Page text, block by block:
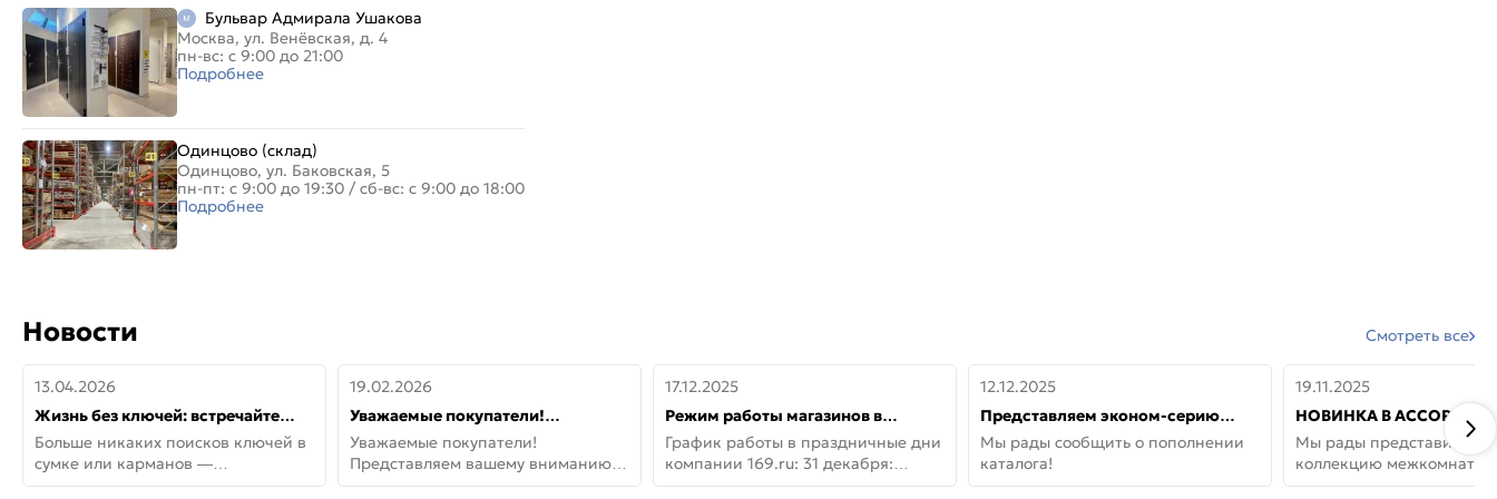
Бульвар Адмирала Ушакова
Москва, ул. Венёвская, д. 4
пн-вс: с 9:00 до 21:00
Подробнее
Одинцово (склад)
Одинцово, ул. Баковская, 5
пн-пт: с 9:00 до 19:30 / сб-вс: с 9:00 до 18:00
Подробнее
Новости Смотреть все
13.04.2026
Жизнь без ключей: встречайте
новую дверь СИТИ ИНТЕГРА
АйКью!
Больше никаких поисков ключей в
сумке или карманов —
представляем СИТИ ИНТЕГРА
19.02.2026
Уважаемые покупатели!
Представляем вашему вниманию
новинки от Armadillo!
Уважаемые покупатели!
Представляем вашему вниманию
новинки от Armadillo! Новая
17.12.2025
Режим работы магазинов в
праздничные дни с 31 декабря по
11 января
График работы в праздничные дни
компании 169.ru: 31 декабря:
Заказы, самовывоз и доставки —
12.12.2025
Представляем эконом-серию
дверей от бренда Portika, где цена
не значит «просто»
Мы рады сообщить о пополнении
каталога!
19.11.2025
НОВИНКА В
ДВЕРИ GLOSSMAT —
НЕОКЛАССИКА И УЮТ
Мы рады представить
коллекцию
GlossMat